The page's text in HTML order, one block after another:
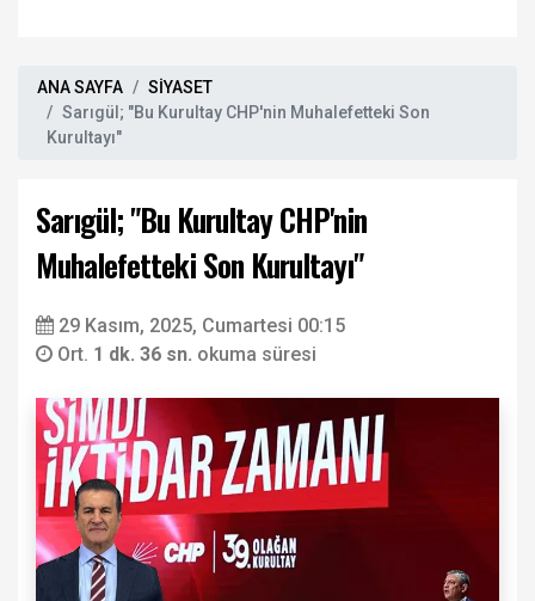
ANA SAYFA
SİYASET
Sarıgül; "Bu Kurultay CHP'nin Muhalefetteki Son
Kurultayı"
Sarıgül; "Bu Kurultay CHP'nin
Muhalefetteki Son Kurultayı"
29 Kasım, 2025, Cumartesi 00:15
Ort. 1 dk. 36 sn. okuma süresi